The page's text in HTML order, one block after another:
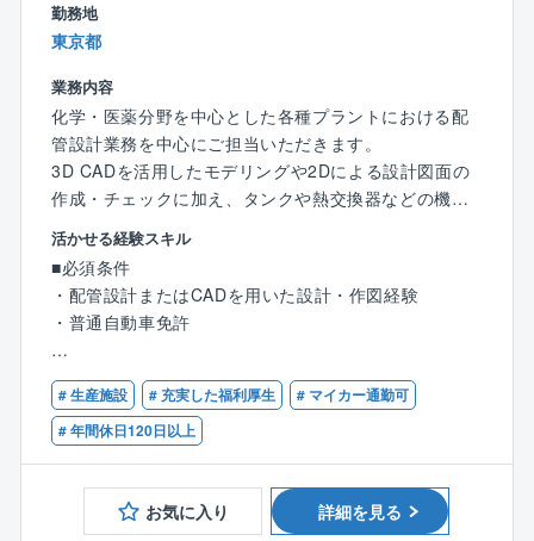
勤務地
東京都
業務内容
化学・医薬分野を中心とした各種プラントにおける配
管設計業務を中心にご担当いただきます。
3D CADを活用したモデリングや2Dによる設計図面の
作成・チェックに加え、タンクや熱交換器などの機器
設計、現場確認にも携わります。設計業務を軸に、施
工・保全の視点も学びながら、プラントの安全・安定
操業を支えるポジションです。
■業務詳細：
・化学・医薬分野を中心とした各種プラントの配管設
計業務（業務全体の70％以上が本業務です）
・AutoCAD、EYECAD、Plant 3Dなどを活用した2D図
面作成
・3Dモデル作成・配管レイアウトの検討および設計図
・設計図書や製作図面のチェック業務
活かせる経験スキル
■必須条件
・配管設計またはCADを用いた設計・作図経験
・普通自動車免許
■歓迎条件
・AutoCAD、EYECAD、Plant 3Dなどの使用経験
・プラント設備、配管、機器、施工、保全に関する実
務経験
・関係部署や顧客と連携しながら業務を進めた経験
# 生産施設 # 充実した福利厚生
# マイカー通勤可
# 年間休日120日以上
お気に入り 詳細を見る